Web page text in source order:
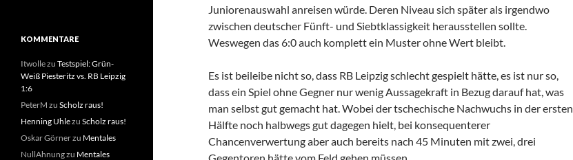
Juniorenauswahl anreisen würde. Deren Niveau sich später als irgendwo
zwischen deutscher Fünft- und Siebtklassigkeit herausstellen sollte.
Weswegen das 6:0 auch komplett ein Muster ohne Wert bleibt.
Es ist beileibe nicht so, dass RB Leipzig schlecht gespielt hätte, es ist nur so,
dass ein Spiel ohne Gegner nur wenig Aussagekraft in Bezug darauf hat, was
man selbst gut gemacht hat. Wobei der tschechische Nachwuchs in der ersten
Hälfte noch halbwegs gut dagegen hielt, bei konsequenterer
Chancenverwertung aber auch bereits nach 45 Minuten mit zwei, drei
KOMMENTARE
Itwollezu Testspiel: Grün-
Weiß Piesteritz vs. RB Leipzig
1:6
PeterM zu Scholz raus!
Henning Uhlezu Scholz raus!
Oskar Görnerzu Mentales
NullAhnungzu Mentales